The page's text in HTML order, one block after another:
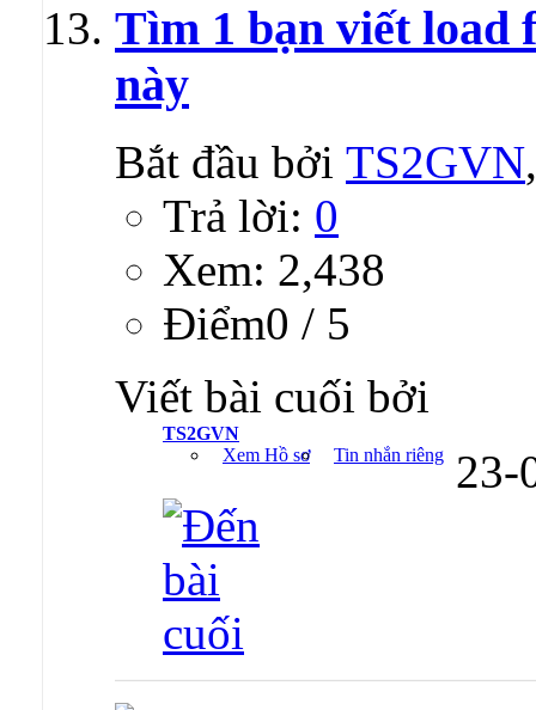
Tìm 1 bạn viết load
này
Bắt đầu bởi TS2GVN
Trả lời: 0
Xem: 2,438
Ðiểm0 / 5
Viết bài cuối bởi
TS2GVN
Xem Hồ sơ
Tin nhắn riêng 23-